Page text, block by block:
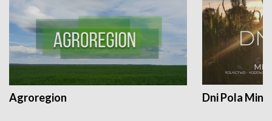
Agroregion Dni Pola